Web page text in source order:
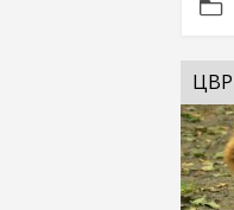
ЦӨӨВӨР